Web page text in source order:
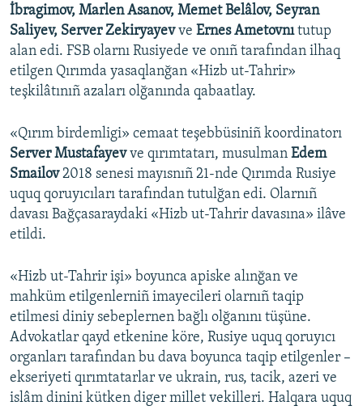
İbragimov, Marlen Asanov, Memet Belâlov, Seyran
Saliyev, Server Zekiryayevve Ernes Ametovnıtutup
alan edi. FSB olarnı Rusiyede ve onıñ tarafından ilhaq
etilgen Qırımda yasaqlanğan «Hizb ut-Tahrir»
teşkilâtınıñ azaları olğanında qabaatlay.
«Qırım birdemligi» cemaat teşebbüsiniñ koordinatorı
Server Mustafayevve qırımtatarı, musulman Edem
Smailov2018 senesi mayısnıñ 21-nde Qırımda Rusiye
uquq qoruyıcıları tarafından tutulğan edi. Olarnıñ
davası Bağçasaraydaki «Hizb ut-Tahrir davasına» ilâve
etildi.
«Hizb ut-Tahrir işi» boyunca apiske alınğan ve
mahküm etilgenlerniñ imayecileri olarnıñ taqip
etilmesi diniy sebeplernen bağlı olğanını tüşüne.
Advokatlar qayd etkenine köre, Rusiye uquq qoruyıcı
organları tarafından bu dava boyunca taqip etilgenler –
ekseriyeti qırımtatarlar ve ukrain, rus, tacik, azeri ve
islâm dinini kütken diger millet vekilleri. Halqara uquq